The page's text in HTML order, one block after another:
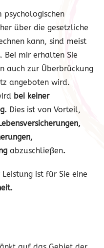
psychologischen
über die gesetzliche
kann, sind meist
. Bei mir erhalten Sie
auch zur Überbrückung
angeboten wird.
bei keiner
Dies ist von Vorteil,
abzuschließen.
ist für Sie eine